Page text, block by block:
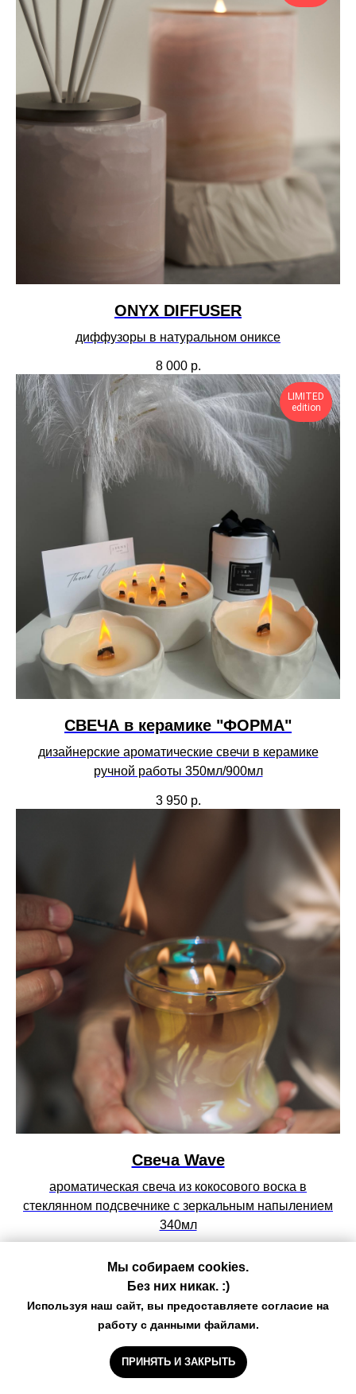
ONYX DIFFUSER
диффузоры в натуральном ониксе
8 000 р.
LIMITED
edition
СВЕЧА в керамике "ФОРМА"
дизайнерские ароматические свечи в керамике
ручной работы 350мл/900мл
3 950 р.
Свеча Wave
ароматическая свеча из кокосового воска в
стеклянном подсвечнике с зеркальным напылением
340мл
Мы собираем cookies.
Без них никак. :)
Используя наш сайт, вы предоставляете согласие на
работу с данными файлами.
ПРИНЯТЬ И ЗАКРЫТЬ